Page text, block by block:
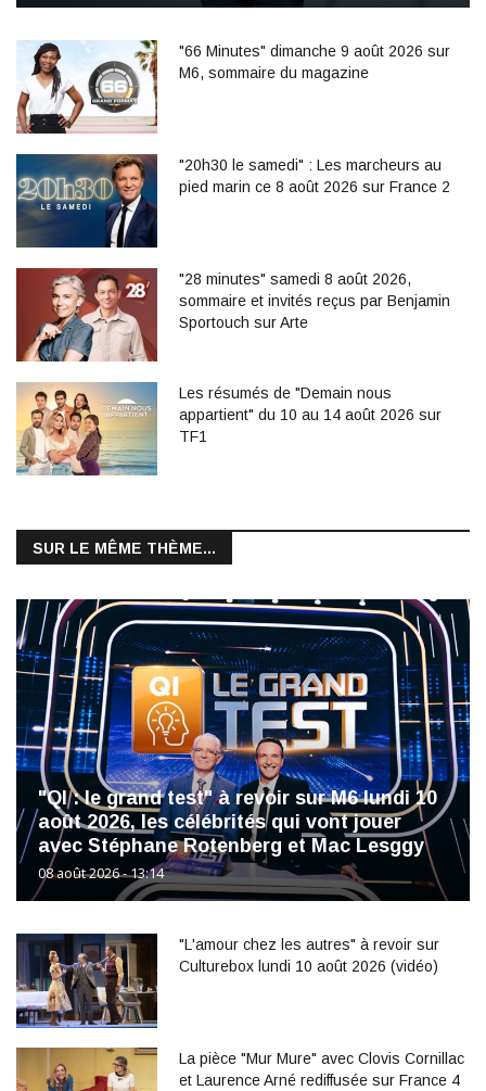
"66 Minutes" dimanche 9 août 2026 sur
M6, sommaire du magazine
"20h30 le samedi" : Les marcheurs au
pied marin ce 8 août 2026 sur France 2
"28 minutes" samedi 8 août 2026,
sommaire et invités reçus par Benjamin
Sportouch sur Arte
Les résumés de "Demain nous
appartient" du 10 au 14 août 2026 sur
TF1
SUR LE MÊME THÈME...
"QI : le grand test" à revoir sur M6 lundi 10
août 2026, les célébrités qui vont jouer
avec Stéphane Rotenberg et Mac Lesggy
08 août 2026 - 13:14
"L'amour chez les autres" à revoir sur
Culturebox lundi 10 août 2026 (vidéo)
La pièce "Mur Mure" avec Clovis Cornillac
et Laurence Arné rediffusée sur France 4